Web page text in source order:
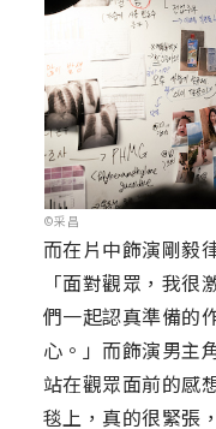
©采昌
而在片中飾演剛毅
「面對觀眾，我
們一起認真準備的
心。」而飾演男主
站在觀眾面前的感
毯上，真的很緊張